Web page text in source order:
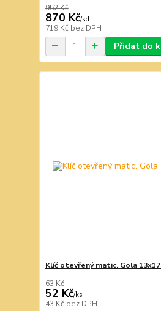
952 Kč
870 Kč/sd
719 Kč bez DPH
Přidat do
Klíč otevřený matic. Gola 13x17
63 Kč
52 Kč/ks
43 Kč bez DPH